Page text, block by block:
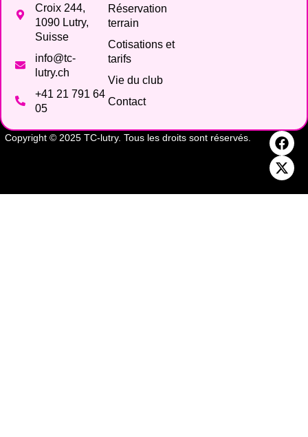
Croix 244,
1090 Lutry,
Suisse
info@tc-
lutry.ch
+41 21 791 64
05
Réservation
terrain
Cotisations et
tarifs
Vie du club
Contact
Copyright © 2025 TC-lutry. Tous les droits sont réservés.